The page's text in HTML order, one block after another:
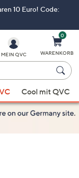
10 Euro! Code:
MEIN QVC
0
WARENKORB
Cool mit QVC